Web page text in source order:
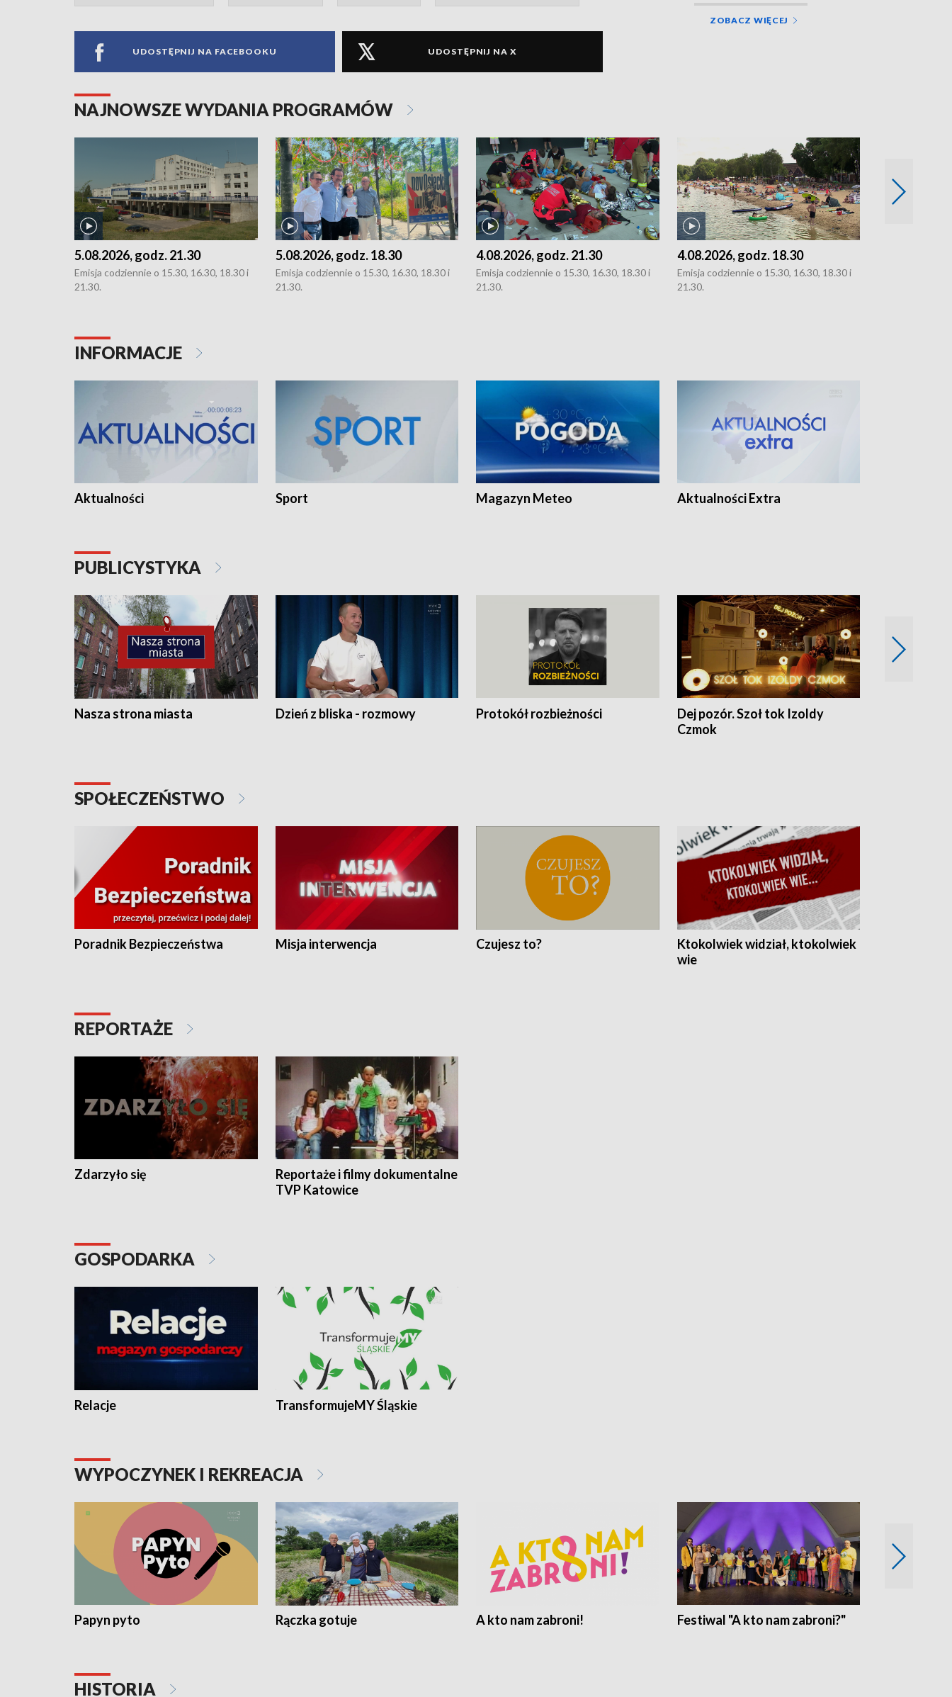
UDOSTĘPNIJ NA FACEBOOKU UDOSTĘPNIJ NA X
ZOBACZ WIĘCEJ
NAJNOWSZE WYDANIA PROGRAMÓW
5.08.2026, godz. 21.30
Emisja codziennie o 15.30, 16.30, 18.30 i
21.30.
5.08.2026, godz. 18.30
Emisja codziennie o 15.30, 16.30, 18.30 i
21.30.
4.08.2026, godz. 21.30
Emisja codziennie o 15.30, 16.30, 18.30 i
21.30.
4.08.2026, godz. 18.30
Emisja codziennie o 15.30, 16.30, 18.30 i
21.30.
INFORMACJE
Aktualności Sport Magazyn Meteo Aktualności Extra
PUBLICYSTYKA
Nasza strona miasta Dzień z bliska - rozmowy Protokół rozbieżności
Dej pozór. Szoł tok Izoldy
Czmok
SPOŁECZEŃSTWO
Poradnik Bezpieczeństwa Misja interwencja Czujesz to?
Ktokolwiek widział, ktokolwiek
wie
REPORTAŻE
Zdarzyło się
Reportaże i filmy dokumentalne
TVP Katowice
GOSPODARKA
Relacje TransformujeMY Śląskie
WYPOCZYNEK I REKREACJA
Papyn pyto Rączka gotuje A kto nam zabroni! Festiwal "A kto nam zabroni?"
HISTORIA